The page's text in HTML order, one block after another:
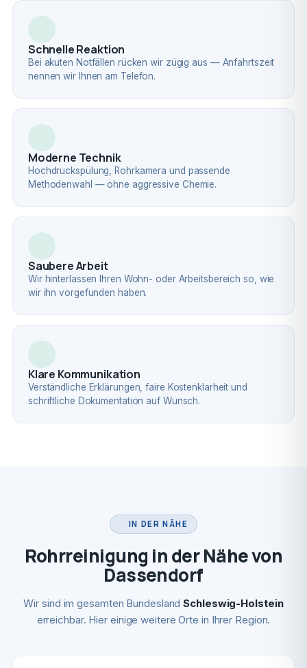
Schnelle Reaktion
Bei akuten Notfällen rücken wir zügig aus — Anfahrtszeit
nennen wir Ihnen am Telefon.
Moderne Technik
Hochdruckspülung, Rohrkamera und passende
Methodenwahl — ohne aggressive Chemie.
Saubere Arbeit
Wir hinterlassen Ihren Wohn- oder Arbeitsbereich so, wie
wir ihn vorgefunden haben.
Klare Kommunikation
Verständliche Erklärungen, faire Kostenklarheit und
schriftliche Dokumentation auf Wunsch.
IN DER NÄHE
Rohrreinigung in der Nähe von
Dassendorf
Wir sind im gesamten BundeslandSchleswig-Holstein
erreichbar. Hier einige weitere Orte in Ihrer Region.